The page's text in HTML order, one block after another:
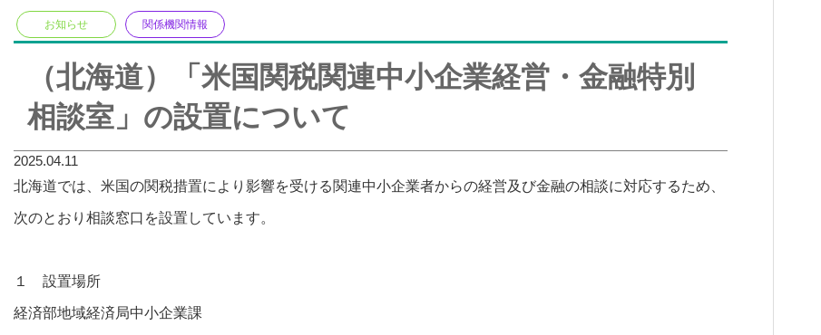
お知らせ 関係機関情報
（北海道）「米国関税関連中小企業経営・金融特別
相談室」の設置について
2025.04.11
北海道では、米国の関税措置により影響を受ける関連中小企業者からの経営及び金融の相談に対応するため、
次のとおり相談窓口を設置しています。
１ 設置場所
経済部地域経済局中小企業課